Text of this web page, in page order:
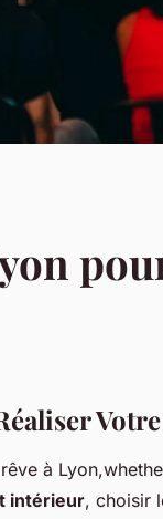
à
intérieur, choisir